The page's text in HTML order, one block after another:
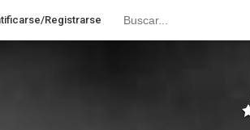
Registrarse